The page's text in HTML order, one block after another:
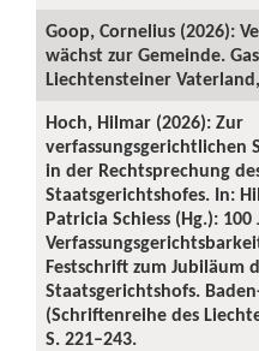
Goop, Cornelius (2026):
wächst zur Gemeinde.
Liechtensteiner
Hoch, Hilmar (2026): Zur
verfassungsgerichtlichen
in der Rechtsprechung
Staatsgerichtshofes. In:
Patricia Schiess (Hg.): 100
Festschrift zum Jubiläum
Staatsgerichtshofs.
(Schriftenreihe des
S. 221–243.